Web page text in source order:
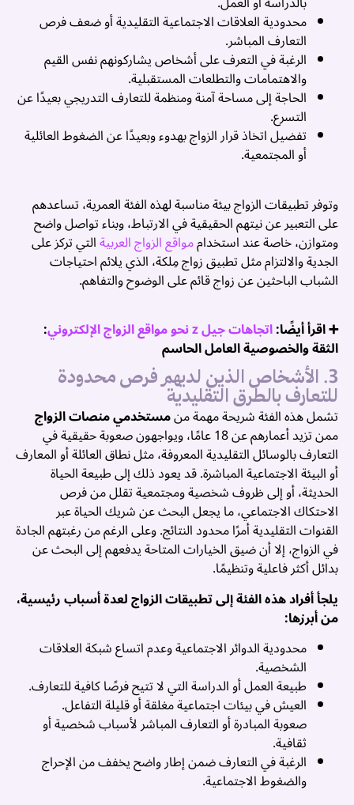
محدودية العلاقات الاجتماعية التقليدية أو ضعف فرص
التعارف المباشر.
الرغبة في التعرف على أشخاص يشاركونهم نفس القيم
والاهتمامات والتطلعات المستقبلية.
الحاجة إلى مساحة آمنة ومنظمة للتعارف التدريجي بعيدًا عن
التسرع.
تفضيل اتخاذ قرار الزواج بهدوء وبعيدًا عن الضغوط العائلية
أو المجتمعية.
وتوفر تطبيقات الزواج بيئة مناسبة لهذه الفئة العمرية، تساعدهم
على التعبير عن نيتهم الحقيقية في الارتباط، وبناء تواصل واضح
ومتوازن، خاصة عند استخداممواقع الزواج العربيةالتي تركز على
الجدية والالتزام مثل تطبيق زواج مِلكة، الذي يلائم احتياجات
الشباب الباحثين عن زواج قائم على الوضوح والتفاهم.
➕ اقرأ أيضًا:اتجاهات جيل z نحو مواقع الزواج الإلكتروني :
الثقة والخصوصية العامل الحاسم
3. الأشخاص الذين لديهم فرص محدودة
للتعارف بالطرق التقليدية
تشمل هذه الفئة شريحة مهمة منمستخدمي منصات الزواج
ممن تزيد أعمارهم عن 18 عامًا، ويواجهون صعوبة حقيقية في
التعارف بالوسائل التقليدية المعروفة، مثل نطاق العائلة أو المعارف
أو البيئة الاجتماعية المباشرة. قد يعود ذلك إلى طبيعة الحياة
الحديثة، أو إلى ظروف شخصية ومجتمعية تقلل من فرص
الاحتكاك الاجتماعي، ما يجعل البحث عن شريك الحياة عبر
القنوات التقليدية أمرًا محدود النتائج. وعلى الرغم من رغبتهم الجادة
في الزواج، إلا أن ضيق الخيارات المتاحة يدفعهم إلى البحث عن
بدائل أكثر فاعلية وتنظيمًا.
يلجأ أفراد هذه الفئة إلى تطبيقات الزواج لعدة أسباب رئيسية،
من أبرزها:
محدودية الدوائر الاجتماعية وعدم اتساع شبكة العلاقات
الشخصية.
طبيعة العمل أو الدراسة التي لا تتيح فرصًا كافية للتعارف.
العيش في بيئات اجتماعية مغلقة أو قليلة التفاعل.
صعوبة المبادرة أو التعارف المباشر لأسباب شخصية أو
ثقافية.
الرغبة في التعارف ضمن إطار واضح يخفف من الإحراج
والضغوط الاجتماعية.